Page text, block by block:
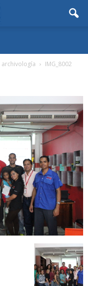
IMG_8002